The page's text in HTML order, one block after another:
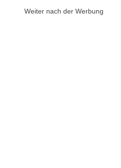
Weiter nach der Werbung